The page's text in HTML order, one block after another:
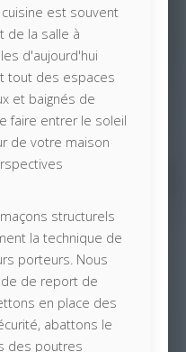
est souvent
de la salle à
d'aujourd'hui
tout des espaces
et baignés de
faire entrer le soleil
de votre maison
structurels
la technique de
porteurs. Nous
de report de
en place des
abattons le
des poutres